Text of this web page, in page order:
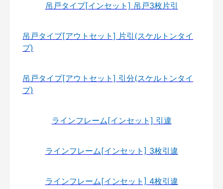
吊戸タイプ[インセット] 吊戸3枚片引
吊戸タイプ[アウトセット] 片引(スケルトンタイ
プ)
吊戸タイプ[アウトセット] 引分(スケルトンタイ
プ)
ラインフレーム[インセット] 引違
ラインフレーム[インセット] 3枚引違
ラインフレーム[インセット] 4枚引違